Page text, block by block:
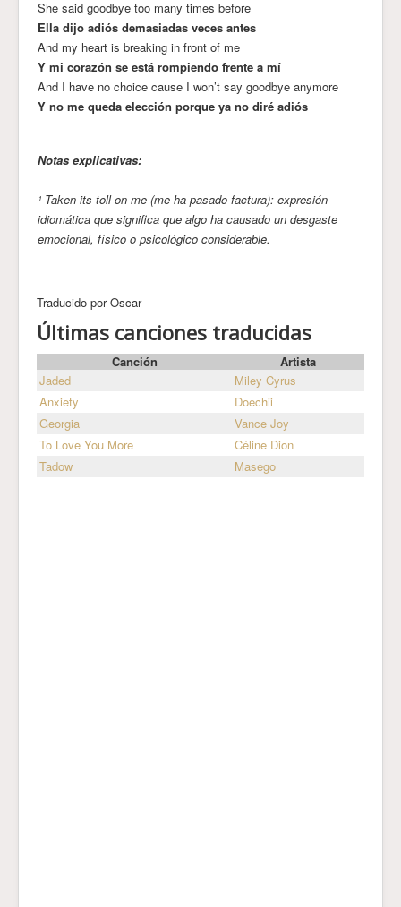
She said goodbye too many times before
Ella dijo adiós demasiadas veces antes
And my heart is breaking in front of me
Y mi corazón se está rompiendo frente a mí
And I have no choice cause I won’t say goodbye anymore
Y no me queda elección porque ya no diré adiós
Notas explicativas:
¹ Taken its toll on me (me ha pasado factura): expresión
idiomática que significa que algo ha causado un desgaste
emocional, físico o psicológico considerable.
Traducido por Oscar
Últimas canciones traducidas
Canción
Artista
Jaded
Miley Cyrus
Anxiety
Doechii
Georgia
Vance Joy
To Love You More
Céline Dion
Tadow
Masego